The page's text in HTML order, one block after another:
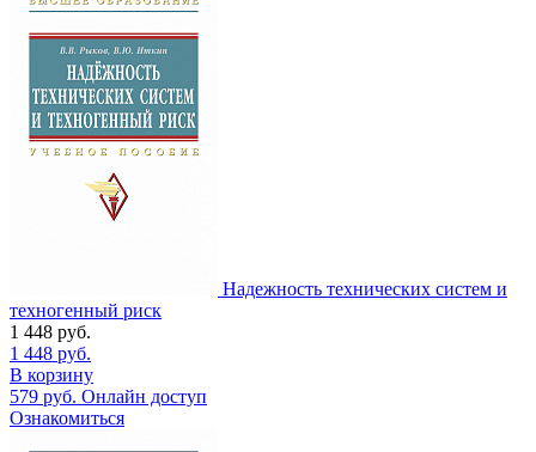
Надежность технических систем и
техногенный риск
1 448 руб.
1 448 руб.
В корзину
579 руб. Онлайн доступ
Ознакомиться